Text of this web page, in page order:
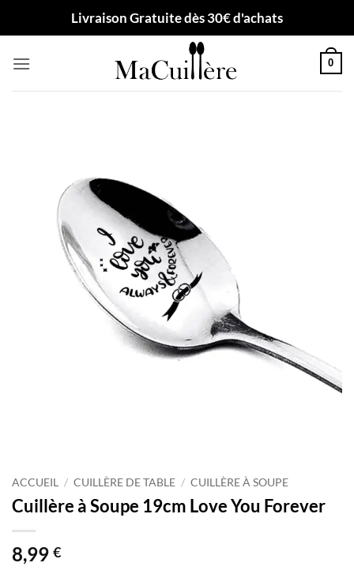
Livraison Gratuite dès 30€ d'achats
0
ACCUEIL / CUILLÈRE DE TABLE / CUILLÈRE À SOUPE
Cuillère à Soupe 19cm Love You Forever
8,99 €